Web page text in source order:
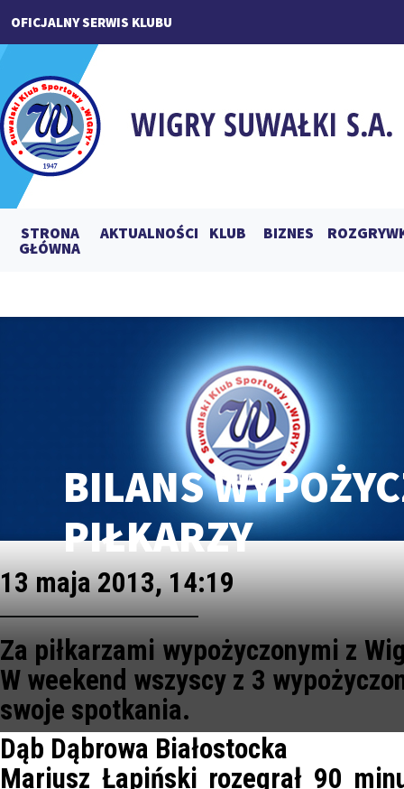
OFICJALNY SERWIS KLUBU
STRONA
GŁÓWNA
AKTUALNOŚCI KLUB BIZNES
BILANS
PIŁKARZY
13 maja 2013, 14:19
Za piłkarzami wypożyczonymi z
W weekend wszyscy z 3
swoje spotkania.
Dąb Dąbrowa Białostocka
Mariusz Łapiński rozegrał 90